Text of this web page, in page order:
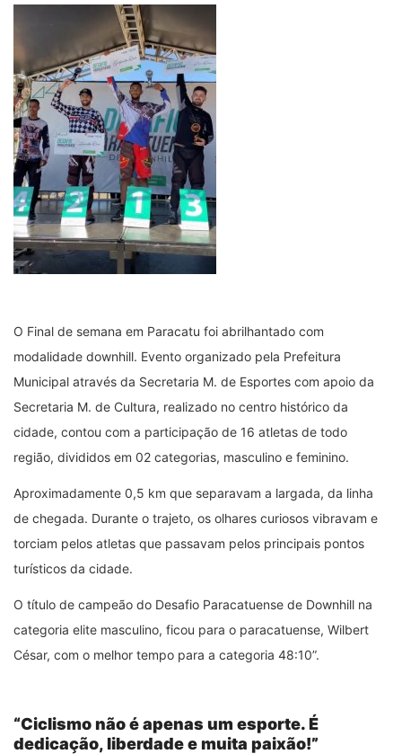
O Final de semana em Paracatu foi abrilhantado com
modalidade downhill. Evento organizado pela Prefeitura
Municipal através da Secretaria M. de Esportes com apoio da
Secretaria M. de Cultura, realizado no centro histórico da
cidade, contou com a participação de 16 atletas de todo
região, divididos em 02 categorias, masculino e feminino.
Aproximadamente 0,5 km que separavam a largada, da linha
de chegada. Durante o trajeto, os olhares curiosos vibravam e
torciam pelos atletas que passavam pelos principais pontos
turísticos da cidade.
O título de campeão do Desafio Paracatuense de Downhill na
categoria elite masculino, ficou para o paracatuense, Wilbert
César, com o melhor tempo para a categoria 48:10”.
“Ciclismo não é apenas um esporte. É
dedicação, liberdade e muita paixão!”